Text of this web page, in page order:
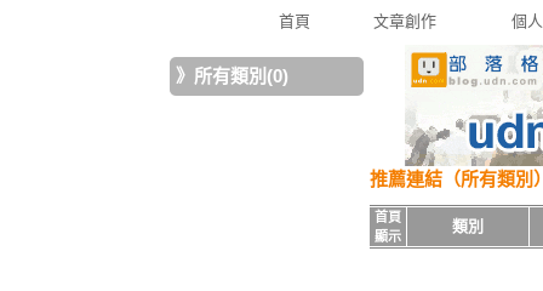
首頁 文章創作 個
》 所有類別(0)
推薦連結 （所有類別
首頁
顯示
類別